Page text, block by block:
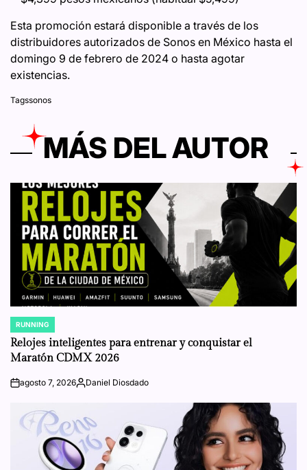
Esta promoción estará disponible a través de los
distribuidores autorizados de Sonos en México hasta el
domingo 9 de febrero de 2024 o hasta agotar
existencias.
Tagssonos
MÁS DEL AUTOR
POSTED
IN
RUNNING
Relojes inteligentes para entrenar y conquistar el
Maratón CDMX 2026
onagosto 7, 2026Posted
Daniel Diosdado